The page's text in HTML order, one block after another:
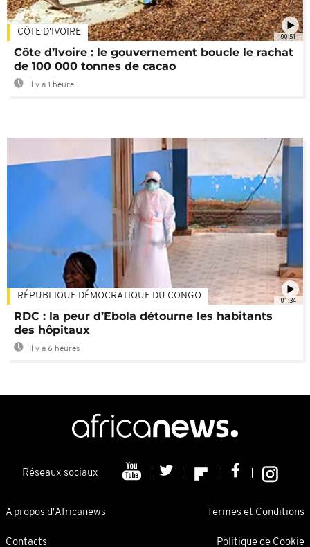
00:51
CÔTE D'IVOIRE
Côte d’Ivoire : le gouvernement boucle le rachat
de 100 000 tonnes de cacao
Il y a 1 heure
01:34
RÉPUBLIQUE DÉMOCRATIQUE DU CONGO
RDC : la peur d’Ebola détourne les habitants
des hôpitaux
Il y a 6 heures
Réseaux sociaux
A propos d'Africanews Termes et Conditions
Contacts Politique de Cookie